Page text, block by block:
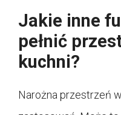
Jakie inne
pełnić
kuchni?
Narożna przestrzeń